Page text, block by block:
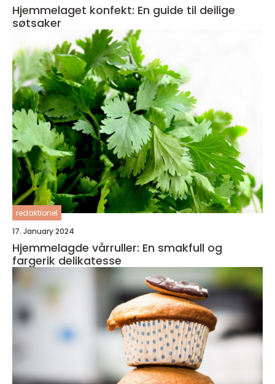
Hjemmelaget konfekt: En guide til deilige
søtsaker
redaktionel
17. January 2024
Hjemmelagde vårruller: En smakfull og
fargerik delikatesse